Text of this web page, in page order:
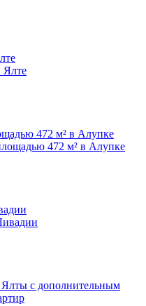
472 м² в Алупке
Ялты с дополнительным